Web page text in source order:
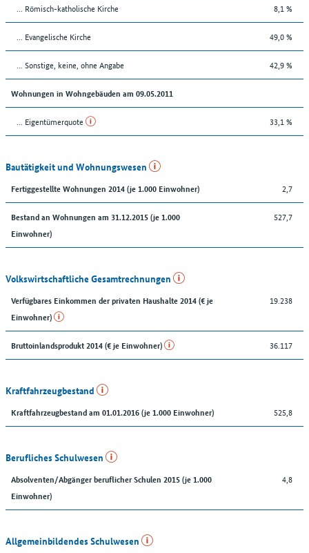
... Römisch-katholische Kirche 8,1 %
... Evangelische Kirche 49,0 %
... Sonstige, keine, ohne Angabe 42,9 %
Wohnungen in Wohngebäuden am 09.05.2011
... Eigentümerquote 33,1 %
Bautätigkeit und Wohnungswesen
Fertiggestellte Wohnungen 2014 (je 1.000 Einwohner) 2,7
Bestand an Wohnungen am 31.12.2015 (je 1.000
Einwohner)
527,7
Volkswirtschaftliche Gesamtrechnungen
Verfügbares Einkommen der privaten Haushalte 2014 (€ je
Einwohner)
19.238
Bruttoinlandsprodukt 2014 (€ je Einwohner) 36.117
Kraftfahrzeugbestand
Kraftfahrzeugbestand am 01.01.2016 (je 1.000 Einwohner) 525,8
Berufliches Schulwesen
Absolventen/Abgänger beruflicher Schulen 2015 (je 1.000
Einwohner)
4,8
Allgemeinbildendes Schulwesen